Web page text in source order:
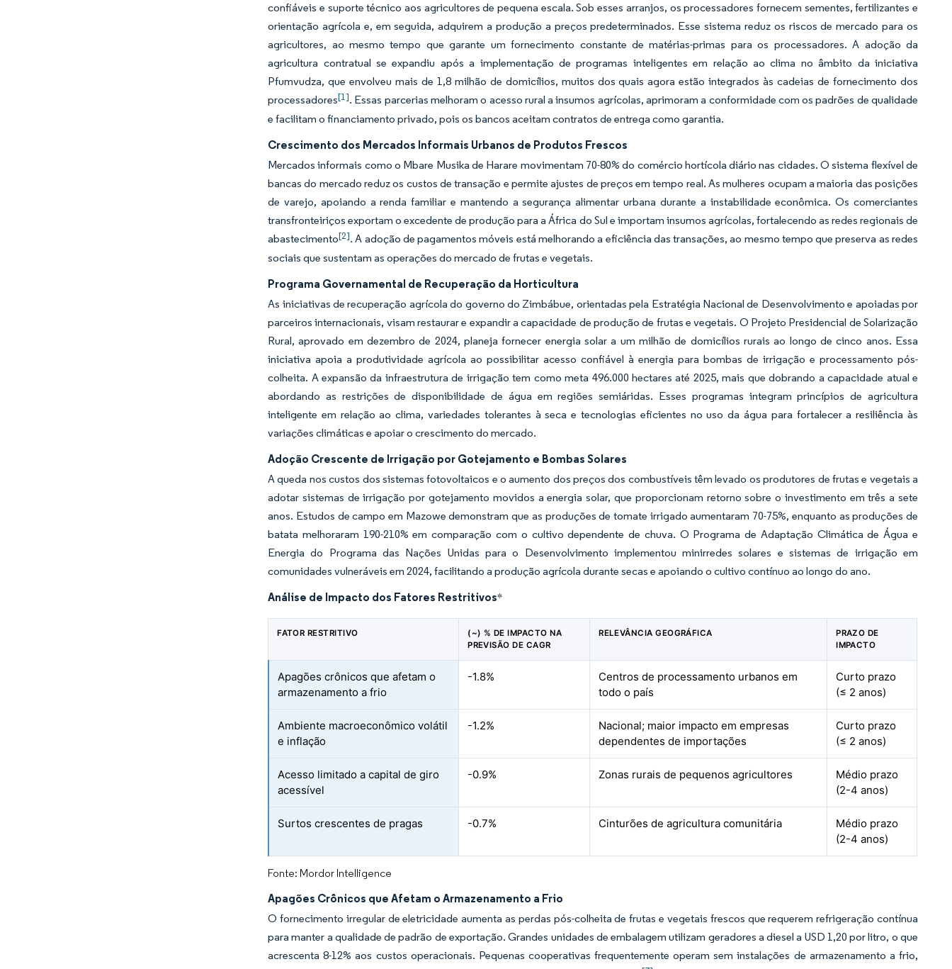
confiáveis e suporte técnico aos agricultores de pequena escala. Sob esses arranjos, os processadores fornecem sementes, fertilizantes e
orientação agrícola e, em seguida, adquirem a produção a preços predeterminados. Esse sistema reduz os riscos de mercado para os
agricultores, ao mesmo tempo que garante um fornecimento constante de matérias-primas para os processadores. A adoção da
agricultura contratual se expandiu após a implementação de programas inteligentes em relação ao clima no âmbito da iniciativa
Pfumvudza, que envolveu mais de 1,8 milhão de domicílios, muitos dos quais agora estão integrados às cadeias de fornecimento dos
processadores[1]. Essas parcerias melhoram o acesso rural a insumos agrícolas, aprimoram a conformidade com os padrões de qualidade
e facilitam o financiamento privado, pois os bancos aceitam contratos de entrega como garantia.
Crescimento dos Mercados Informais Urbanos de Produtos Frescos
Mercados informais como o Mbare Musika de Harare movimentam 70-80% do comércio hortícola diário nas cidades. O sistema flexível de
bancas do mercado reduz os custos de transação e permite ajustes de preços em tempo real. As mulheres ocupam a maioria das posições
de varejo, apoiando a renda familiar e mantendo a segurança alimentar urbana durante a instabilidade econômica. Os comerciantes
transfronteiriços exportam o excedente de produção para a África do Sul e importam insumos agrícolas, fortalecendo as redes regionais de
abastecimento[2]. A adoção de pagamentos móveis está melhorando a eficiência das transações, ao mesmo tempo que preserva as redes
sociais que sustentam as operações do mercado de frutas e vegetais.
Programa Governamental de Recuperação da Horticultura
As iniciativas de recuperação agrícola do governo do Zimbábue, orientadas pela Estratégia Nacional de Desenvolvimento e apoiadas por
parceiros internacionais, visam restaurar e expandir a capacidade de produção de frutas e vegetais. O Projeto Presidencial de Solarização
Rural, aprovado em dezembro de 2024, planeja fornecer energia solar a um milhão de domicílios rurais ao longo de cinco anos. Essa
iniciativa apoia a produtividade agrícola ao possibilitar acesso confiável à energia para bombas de irrigação e processamento pós-
colheita. A expansão da infraestrutura de irrigação tem como meta 496.000 hectares até 2025, mais que dobrando a capacidade atual e
abordando as restrições de disponibilidade de água em regiões semiáridas. Esses programas integram princípios de agricultura
inteligente em relação ao clima, variedades tolerantes à seca e tecnologias eficientes no uso da água para fortalecer a resiliência às
variações climáticas e apoiar o crescimento do mercado.
Adoção Crescente de Irrigação por Gotejamento e Bombas Solares
A queda nos custos dos sistemas fotovoltaicos e o aumento dos preços dos combustíveis têm levado os produtores de frutas e vegetais a
adotar sistemas de irrigação por gotejamento movidos a energia solar, que proporcionam retorno sobre o investimento em três a sete
anos. Estudos de campo em Mazowe demonstram que as produções de tomate irrigado aumentaram 70-75%, enquanto as produções de
batata melhoraram 190-210% em comparação com o cultivo dependente de chuva. O Programa de Adaptação Climática de Água e
Energia do Programa das Nações Unidas para o Desenvolvimento implementou minirredes solares e sistemas de irrigação em
comunidades vulneráveis em 2024, facilitando a produção agrícola durante secas e apoiando o cultivo contínuo ao longo do ano.
Análise de Impacto dos Fatores Restritivos*
FATOR RESTRITIVO
(~) % DE IMPACTO NA
PREVISÃO DE CAGR
RELEVÂNCIA GEOGRÁFICA
PRAZO DE
IMPACTO
Apagões crônicos que afetam o
armazenamento a frio
-1.8%
Centros de processamento urbanos em
todo o país
Curto prazo
(≤ 2 anos)
Ambiente macroeconômico volátil
e inflação
-1.2%
Nacional; maior impacto em empresas
dependentes de importações
Curto prazo
(≤ 2 anos)
Acesso limitado a capital de giro
acessível
-0.9% Zonas rurais de pequenos agricultores
Médio prazo
(2-4 anos)
Surtos crescentes de pragas -0.7% Cinturões de agricultura comunitária
Médio prazo
(2-4 anos)
Fonte: Mordor Intelligence
Apagões Crônicos que Afetam o Armazenamento a Frio
O fornecimento irregular de eletricidade aumenta as perdas pós-colheita de frutas e vegetais frescos que requerem refrigeração contínua
para manter a qualidade de padrão de exportação. Grandes unidades de embalagem utilizam geradores a diesel a USD 1,20 por litro, o que
acrescenta 8-12% aos custos operacionais. Pequenas cooperativas frequentemente operam sem instalações de armazenamento a frio,